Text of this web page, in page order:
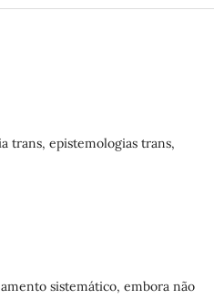
trans, epistemologias trans,
sistemático, embora não